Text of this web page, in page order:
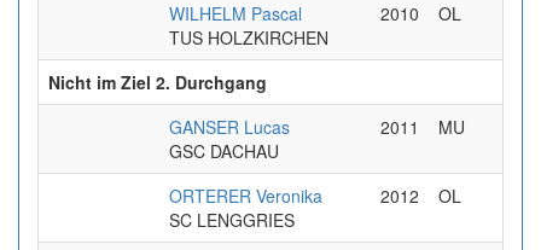
WILHELM Pascal
TUS HOLZKIRCHEN
2010 OL
Nicht im Ziel 2. Durchgang
GANSER Lucas
GSC DACHAU
2011 MU
ORTERER Veronika
SC LENGGRIES
2012 OL